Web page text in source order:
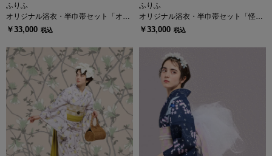
ふりふ
オリジナル浴衣・半巾帯セット「オク
ラスター」
￥33,000 税込
ふりふ
オリジナル浴衣・半巾帯セット「怪盗
ダリィ」
￥33,000 税込